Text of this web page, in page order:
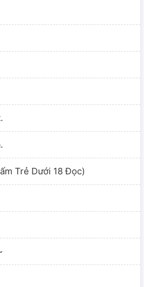
Trẻ Dưới 18 Đọc)